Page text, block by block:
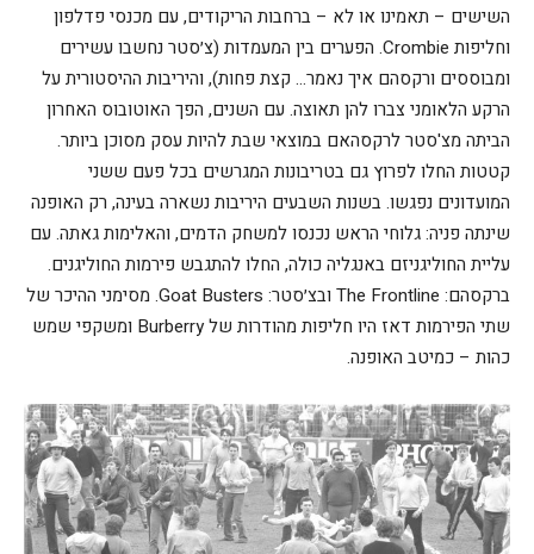
השישים – תאמינו או לא – ברחבות הריקודים, עם מכנסי פדלפון
וחליפות Crombie. הפערים בין המעמדות (צ׳סטר נחשבו עשירים
ומבוססים ורקסהם איך נאמר… קצת פחות), והיריבות ההיסטורית על
הרקע הלאומני צברו להן תאוצה. עם השנים, הפך האוטובוס האחרון
הביתה מצ'סטר לרקסהאם במוצאי שבת להיות עסק מסוכן ביותר.
קטטות החלו לפרוץ גם בטריבונות המגרשים בכל פעם ששני
המועדונים נפגשו. בשנות השבעים היריבות נשארה בעינה, רק האופנה
שינתה פניה: גלוחי הראש נכנסו למשחק הדמים, והאלימות גאתה. עם
עליית החוליגניזם באנגליה כולה, החלו להתגבש פירמות החוליגנים.
ברקסהם: The Frontline ובצ׳סטר: Goat Busters. מסימני ההיכר של
שתי הפירמות דאז היו חליפות מהודרות של Burberry ומשקפי שמש
כהות – כמיטב האופנה.